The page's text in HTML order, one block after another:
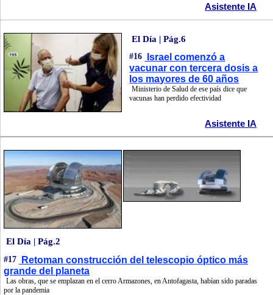
Asistente IA
El Día | Pág.6
#16
Israel comenzó a
vacunar con tercera dosis a
los mayores de 60 años
Ministerio de Salud de ese país dice que
vacunas han perdido efectividad
Asistente IA
El Día | Pág.2
#17
Retoman construcción del telescopio óptico más
grande del planeta
Las obras, que se emplazan en el cerro Armazones, en Antofagasta, habían sido paradas
por la pandemia